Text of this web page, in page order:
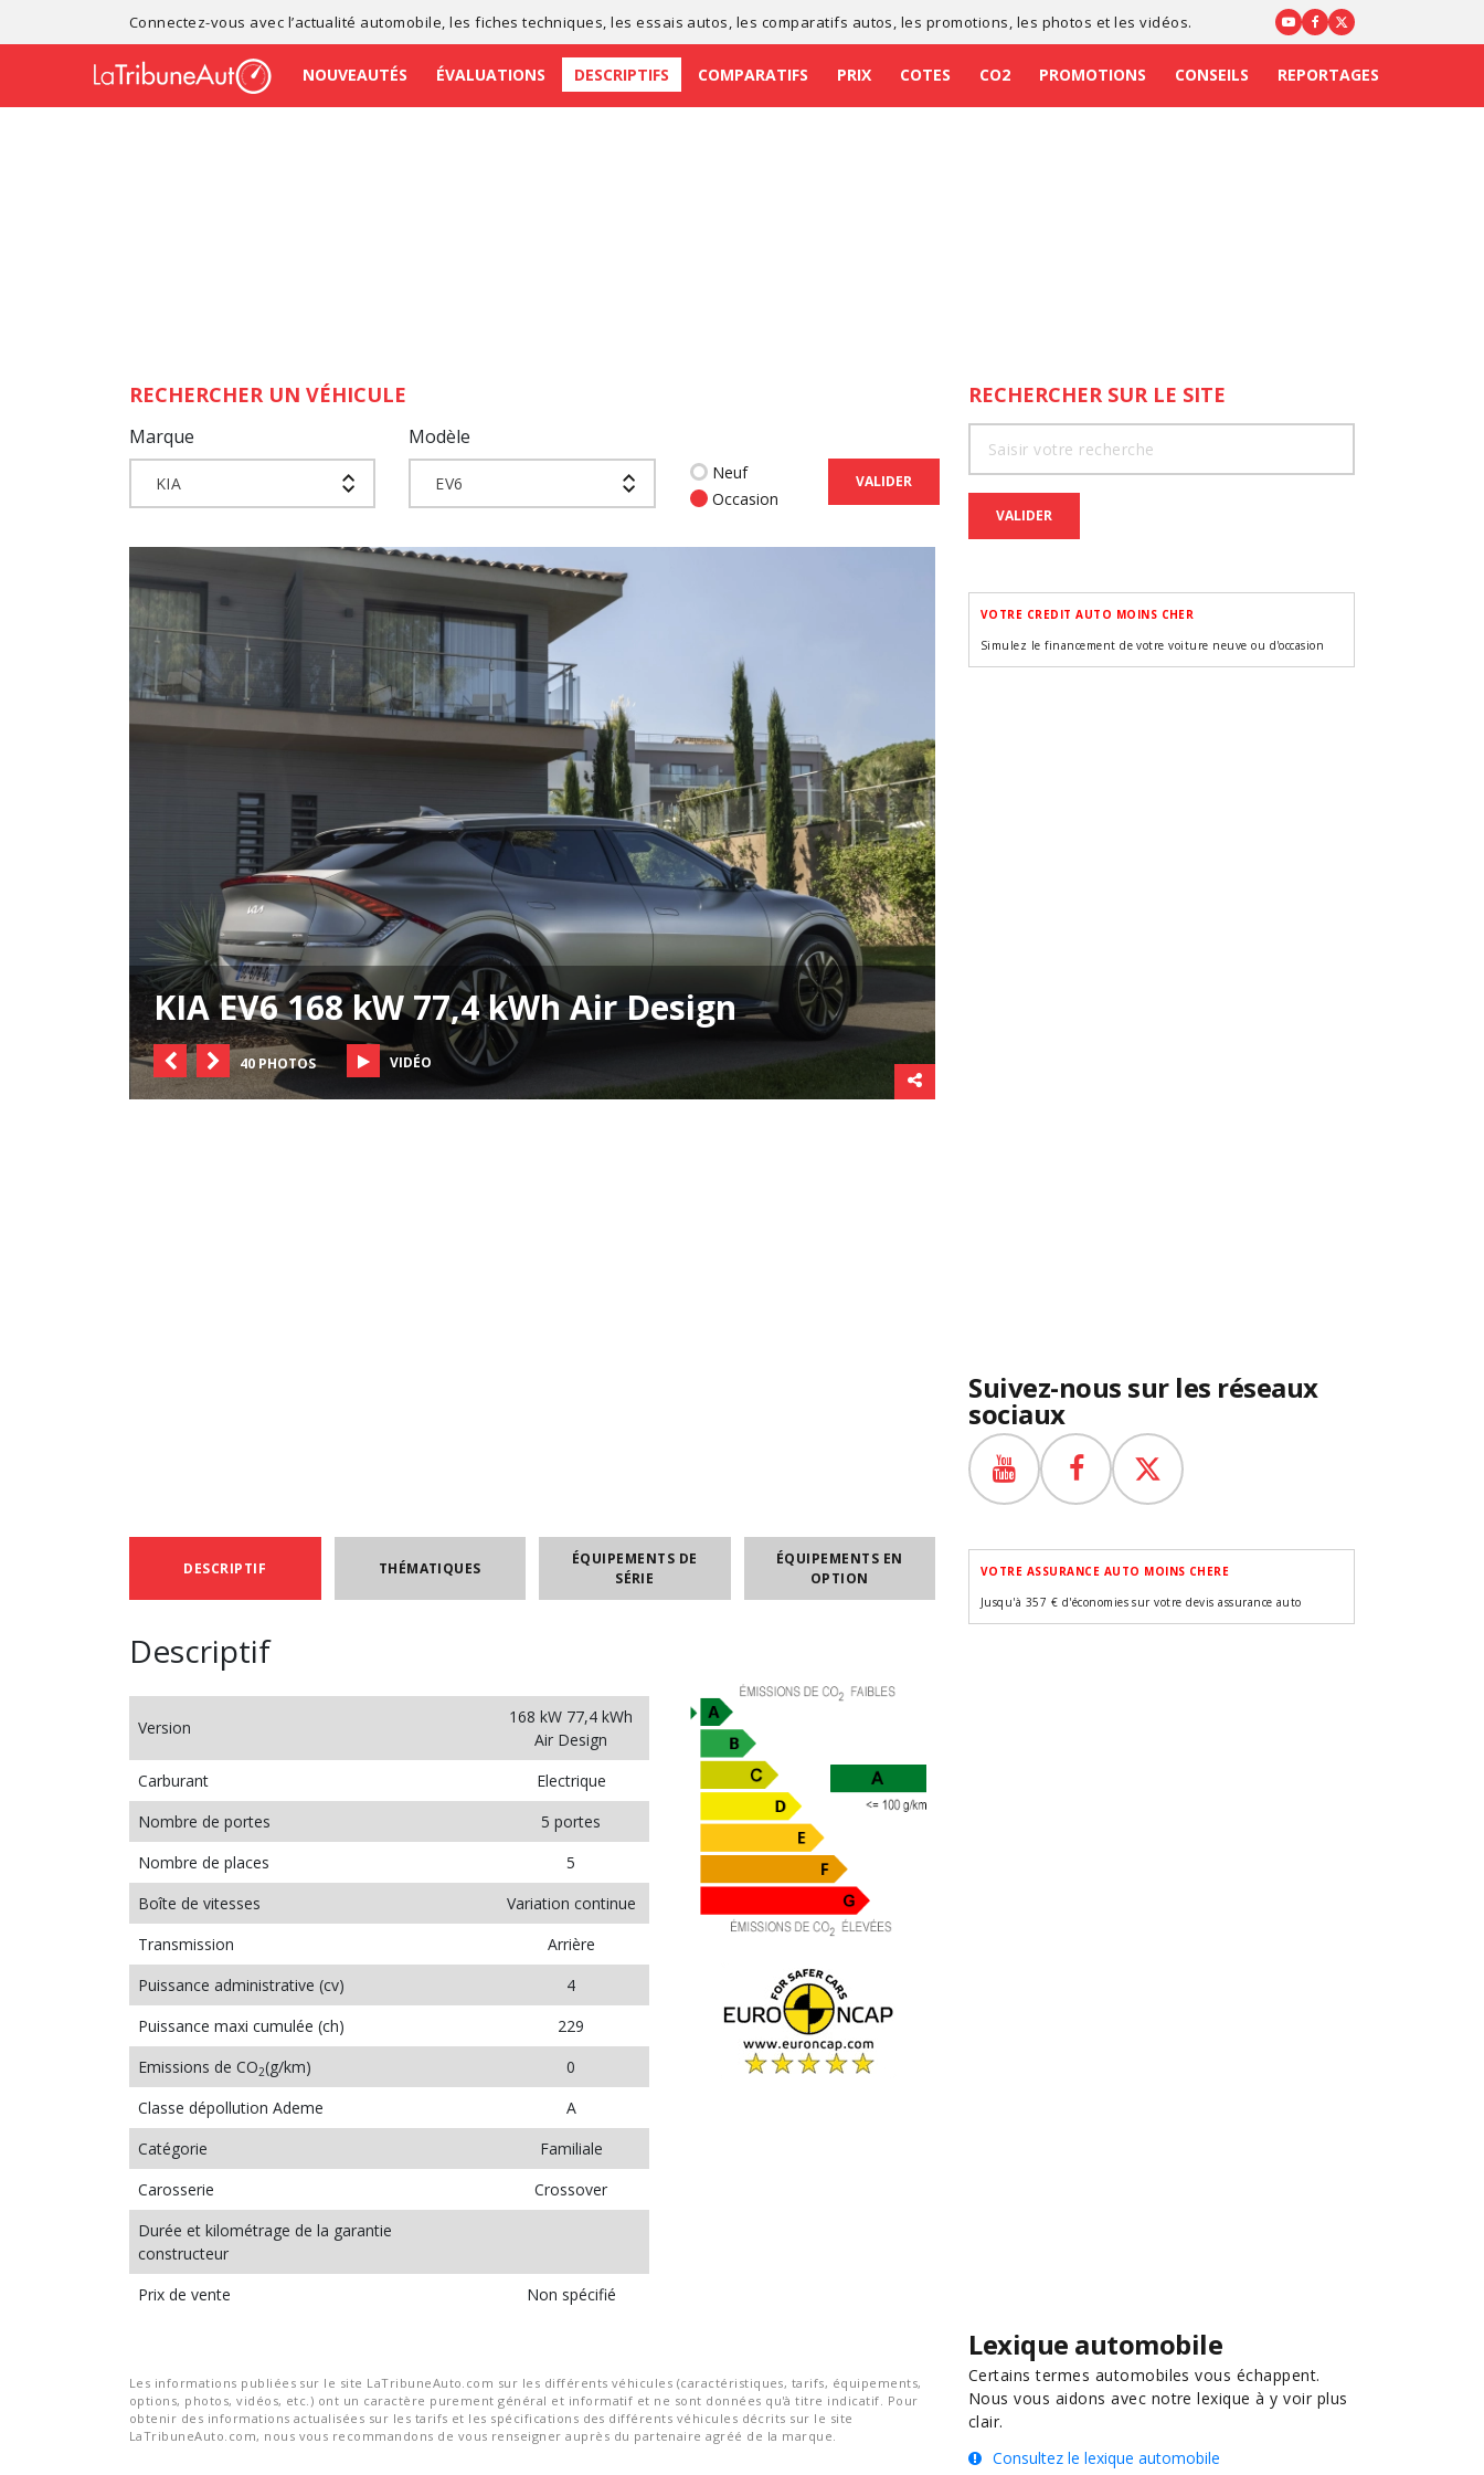
Connectez-vous avec l’actualité automobile , lesfiches techniques , lesessais autos , les comparatifs autos , les promotions , les photos et les vidéos.
NOUVEAUTÉS ÉVALUATIONS DESCRIPTIFS COMPARATIFS PRIX COTES CO2 PROMOTIONS CONSEILS REPORTAGES
RECHERCHER UN VÉHICULE
Marque
KIA
Modèle
EV6
Neuf
Occasion
VALIDER
KIA EV6 168 kW 77,4 kWh Air Design
40 PHOTOS VIDÉO
DESCRIPTIF THÉMATIQUES
ÉQUIPEMENTS DE
SÉRIE
ÉQUIPEMENTS EN
OPTION
Descriptif
Version
168 kW 77,4 kWh
Air Design
Carburant
Electrique
Nombre de portes
5 portes
Nombre de places
5
Boîte de vitesses
Variation continue
Transmission
Arrière
Puissance administrative (cv)
4
Puissance maxi cumulée (ch)
229
Emissions de CO2(g/km)
0
Classe dépollution Ademe
A
Catégorie
Familiale
Carosserie
Crossover
Durée et kilométrage de la garantie
constructeur
Prix de vente
Non spécifié
Les informations publiées sur le site LaTribuneAuto.com sur les différents véhicules (caractéristiques, tarifs, équipements,
options, photos, vidéos, etc.) ont un caractère purement général et informatif et ne sont données qu'à titre indicatif. Pour
obtenir des informations actualisées sur les tarifs et les spécifications des différents véhicules décrits sur le site
LaTribuneAuto.com, nous vous recommandons de vous renseigner auprès du partenaire agréé de la marque.
RECHERCHER SUR LE SITE
VALIDER
VOTRE CREDIT AUTO MOINS CHER
Simulez le financement de votre voiture neuve ou d'occasion
Suivez-nous sur les réseaux
sociaux
VOTRE ASSURANCE AUTO MOINS CHERE
Jusqu'à 357 € d'économies sur votre devis assurance auto
Lexique automobile
Certains termes automobiles vous échappent.
Nous vous aidons avec notre lexique à y voir plus
clair.
Consultez le lexique automobile